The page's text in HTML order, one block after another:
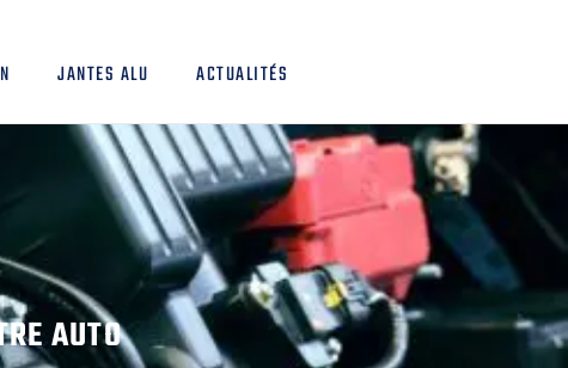
JANTES ALU ACTUALITÉS
AUTO